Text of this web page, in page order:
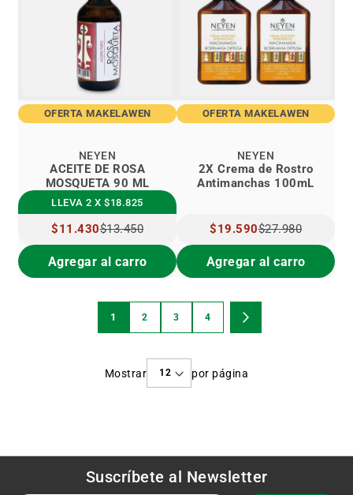
OFERTA MAKELAWEN
ACEITE DE ROSA
MOSQUETA 90 ML
NEYEN
LLEVA 2 X $18.825
PRECIO
ESPECIAL
$11.430$13.450
Agregar al carro
OFERTA MAKELAWEN
2X Crema de Rostro
Antimanchas 100mL
NEYEN
PRECIO
ESPECIAL
$19.590$27.980
Agregar al carro
la
1
2
3
4
Mostrar por página
Suscríbete al Newsletter